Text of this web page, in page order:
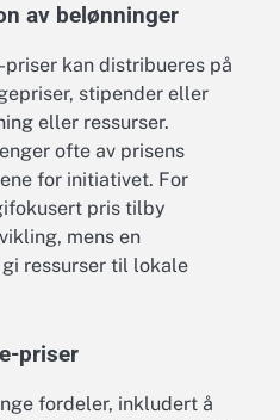
av belønninger
kan distribueres på
stipender eller
eller ressurser.
ofte av prisens
for initiativet. For
pris tilby
mens en
ressurser til lokale
priser
fordeler, inkludert å